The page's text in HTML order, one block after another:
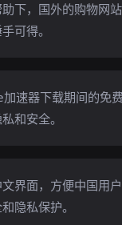
下，国外的购物网
可得。
速器下载期间的免费
和安全。
界面，方便中国用户
隐私保护。